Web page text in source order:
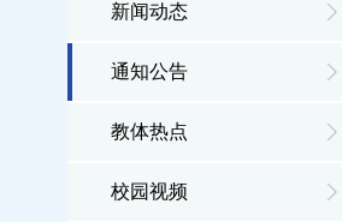
新闻动态
通知公告
教体热点
校园视频